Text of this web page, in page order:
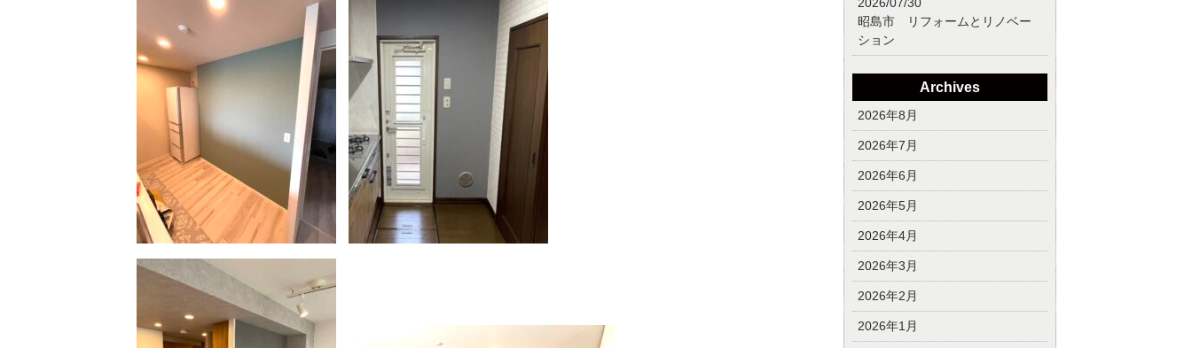
昭島市 リフォームとリノベー
ション
Archives
2026年8月
2026年7月
2026年6月
2026年5月
2026年4月
2026年3月
2026年2月
2026年1月